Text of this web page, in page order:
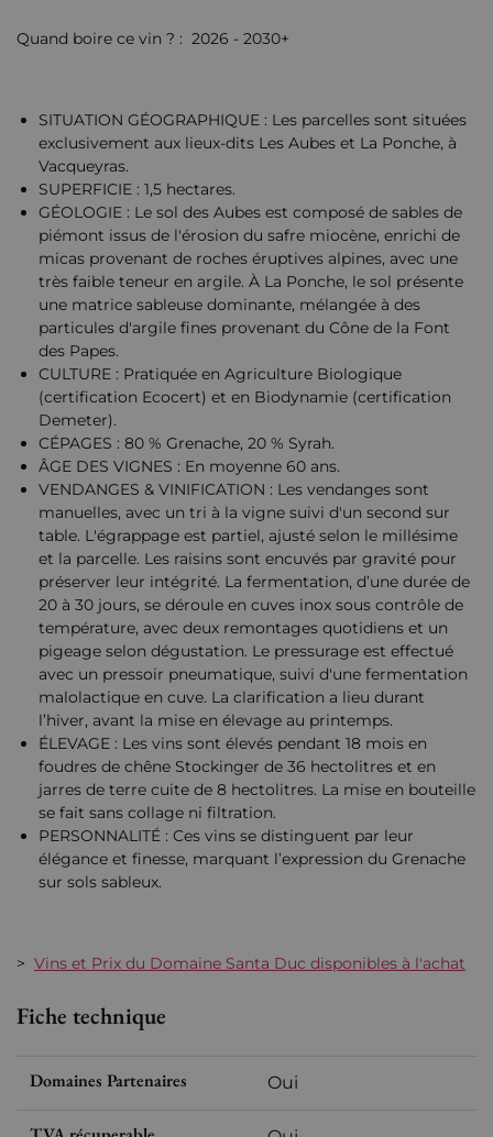
Quand boire ce vin ? : 2026 - 2030+
SITUATION GÉOGRAPHIQUE : Les parcelles sont situées
exclusivement aux lieux-dits Les Aubes et La Ponche, à
Vacqueyras.
SUPERFICIE : 1,5 hectares.
GÉOLOGIE : Le sol des Aubes est composé de sables de
piémont issus de l'érosion du safre miocène, enrichi de
micas provenant de roches éruptives alpines, avec une
très faible teneur en argile. À La Ponche, le sol présente
une matrice sableuse dominante, mélangée à des
particules d'argile fines provenant du Cône de la Font
des Papes.
CULTURE : Pratiquée en Agriculture Biologique
(certification Ecocert) et en Biodynamie (certification
Demeter).
CÉPAGES : 80 % Grenache, 20 % Syrah.
ÂGE DES VIGNES : En moyenne 60 ans.
VENDANGES & VINIFICATION : Les vendanges sont
manuelles, avec un tri à la vigne suivi d'un second sur
table. L'égrappage est partiel, ajusté selon le millésime
et la parcelle. Les raisins sont encuvés par gravité pour
préserver leur intégrité. La fermentation, d’une durée de
20 à 30 jours, se déroule en cuves inox sous contrôle de
température, avec deux remontages quotidiens et un
pigeage selon dégustation. Le pressurage est effectué
avec un pressoir pneumatique, suivi d'une fermentation
malolactique en cuve. La clarification a lieu durant
l’hiver, avant la mise en élevage au printemps.
ÉLEVAGE : Les vins sont élevés pendant 18 mois en
foudres de chêne Stockinger de 36 hectolitres et en
jarres de terre cuite de 8 hectolitres. La mise en bouteille
se fait sans collage ni filtration.
PERSONNALITÉ : Ces vins se distinguent par leur
élégance et finesse, marquant l’expression du Grenache
sur sols sableux.
> Vins et Prix du Domaine Santa Duc disponibles à l'achat
Fiche technique
Domaines Partenaires Oui